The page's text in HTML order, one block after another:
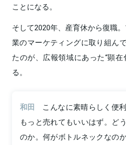
ことになる。
そして2020年、産育休から復職
業のマーケティングに取り組ん
たのが、広報領域にあった“顕
る。
和田
こんなに素晴らしく便
もっと売れてもいいはず。ど
のか。何がボトルネックなの